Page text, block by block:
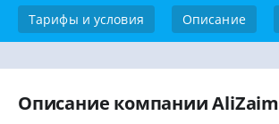
Тарифы и условия Описание
Описание компании AliZaim